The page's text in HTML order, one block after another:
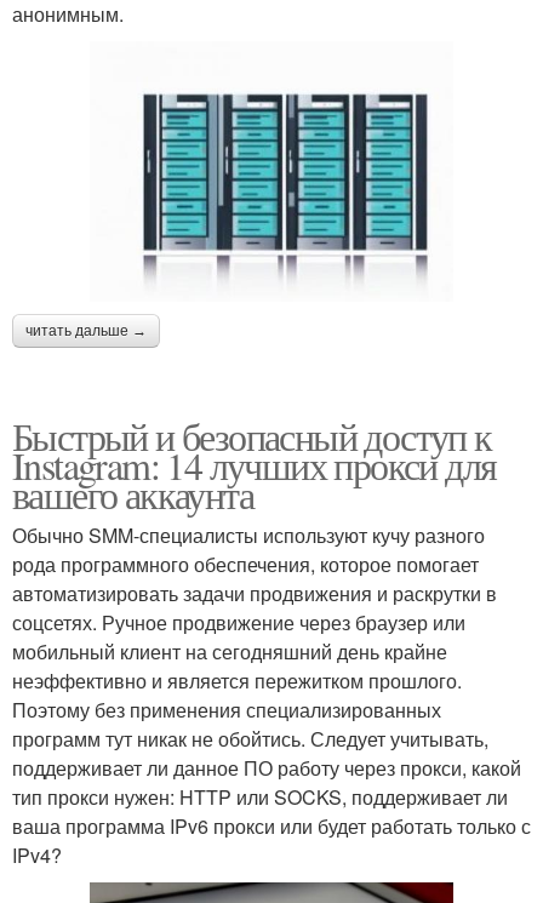
анонимным.
читать дальше →
Быстрый и безопасный доступ к
Instagram: 14 лучших прокси для
вашего аккаунта
Обычно SMM-специалисты используют кучу разного
рода программного обеспечения, которое помогает
автоматизировать задачи продвижения и раскрутки в
соцсетях. Ручное продвижение через браузер или
мобильный клиент на сегодняшний день крайне
неэффективно и является пережитком прошлого.
Поэтому без применения специализированных
программ тут никак не обойтись. Следует учитывать,
поддерживает ли данное ПО работу через прокси, какой
тип прокси нужен: HTTP или SOCKS, поддерживает ли
ваша программа IPv6 прокси или будет работать только с
IPv4?